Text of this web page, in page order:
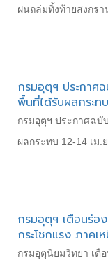
ฝนถล่มทิ้งท้ายสงกร
กรมอุตุฯ ประกาศ
พื้นที่ได้รับผลกระท
กรมอุตุฯ ประกาศฉบั
ผลกระทบ 12-14 เม.
กรมอุตุฯ เตือนร่อ
กระโชกแรง ภาค
กรมอุตุนิยมวิทยา เตื